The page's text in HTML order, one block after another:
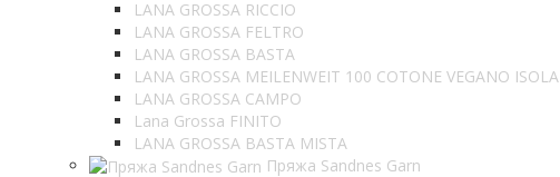
LANA GROSSA RICCIO
LANA GROSSA FELTRO
LANA GROSSA BASTA
LANA GROSSA MEILENWEIT 100 COTONE VEGANO ISOLA
LANA GROSSA CAMPO
Lana Grossa FINITO
LANA GROSSA BASTA MISTA
Пряжа Sandnes Garn